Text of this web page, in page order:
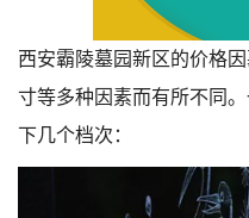
西安霸陵墓园新区的价格
寸等多种因素而有所不同
下几个档次：